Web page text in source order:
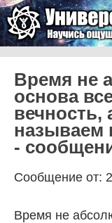
Время не
основа
вечность,
называем
-
Сообщение от:
Время не